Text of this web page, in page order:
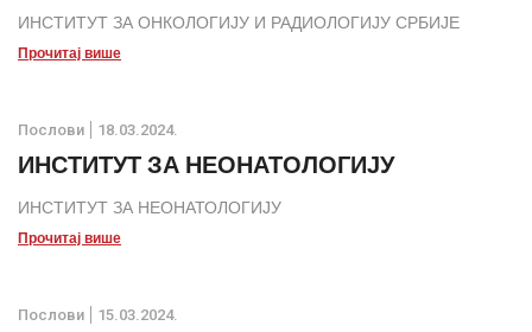
ИНСТИТУТ ЗА ОНКОЛОГИЈУ И РАДИОЛОГИЈУ СРБИЈЕ
Прочитај више
Послови 18.03.2024.
ИНСТИТУТ ЗА НЕОНАТОЛОГИЈУ
ИНСТИТУТ ЗА НЕОНАТОЛОГИЈУ
Прочитај више
Послови 15.03.2024.